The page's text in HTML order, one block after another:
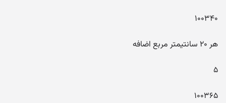
۱۰۰۳۴۰
هر ۲۰ سانتیمتر مربع اضافه
۵
۱۰۰۳۶۵